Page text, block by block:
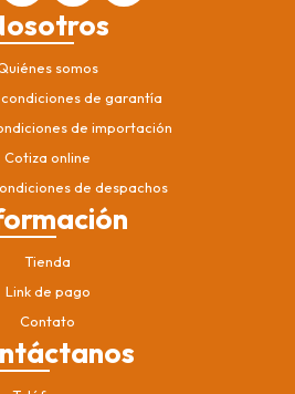
somos
de garantía
de importación
Cotiza online
de despachos
Tienda
Link de pago
Contato